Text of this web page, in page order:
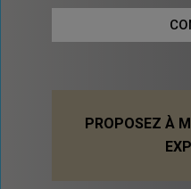
PROPOSEZ À